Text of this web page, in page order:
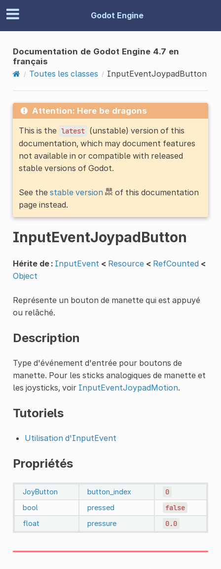
Godot Engine
Documentation de Godot Engine 4.7 en
français
Toutes les classes
InputEventJoypadButton
Attention: Here be dragons
This is the latest (unstable) version of this
documentation, which may document features
not available in or compatible with released
stable versions of Godot.
See the stable version
of this documentation
page instead.
InputEventJoypadButton
Hérite de : InputEvent < Resource < RefCounted <
Object
Représente un bouton de manette qui est appuyé
ou relâché.
Description
Type d'événement d'entrée pour boutons de
manette. Pour les sticks analogiques de manette et
les joysticks, voir InputEventJoypadMotion.
Tutoriels
Utilisation d'InputEvent
Propriétés
JoyButton button_index 0
bool pressed false
float pressure 0.0